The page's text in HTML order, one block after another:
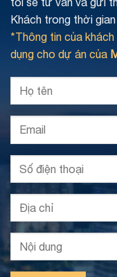
Khách trong thời gian
*Thông tin của
dụng cho dự án của